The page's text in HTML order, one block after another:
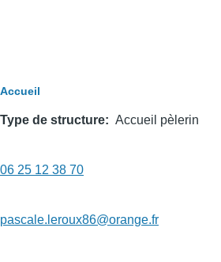
Fil
d'Ariane
Accueil
Type de structure Accueil pèlerin
Téléphone
diffusable
06 25 12 38 70
Mail1
pascale.leroux86@orange.fr